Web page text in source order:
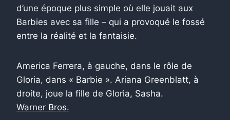
d’une époque plus simple où elle jouait aux
Barbies avec sa fille – qui a provoqué le fossé
entre la réalité et la fantaisie.
America Ferrera, à gauche, dans le rôle de
Gloria, dans « Barbie ». Ariana Greenblatt, à
droite, joue la fille de Gloria, Sasha.
Warner Bros.